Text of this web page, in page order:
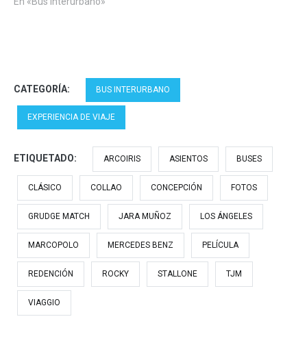
CATEGORÍA: BUS INTERURBANO
EXPERIENCIA DE VIAJE
ETIQUETADO: ARCOIRIS ASIENTOS BUSES
CLÁSICO COLLAO CONCEPCIÓN FOTOS
GRUDGE MATCH JARA MUÑOZ LOS ÁNGELES
MARCOPOLO MERCEDES BENZ PELÍCULA
REDENCIÓN ROCKY STALLONE TJM
VIAGGIO